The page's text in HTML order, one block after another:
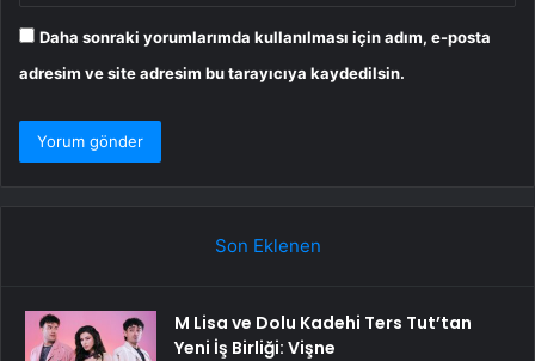
Daha sonraki yorumlarımda kullanılması için adım, e-posta
adresim ve site adresim bu tarayıcıya kaydedilsin.
Son Eklenen
M Lisa ve Dolu Kadehi Ters Tut’tan
Yeni İş Birliği: Vişne